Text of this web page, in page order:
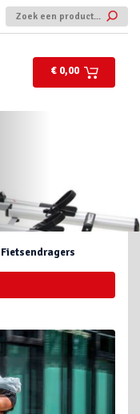
€ 0,00
Fietsendragers